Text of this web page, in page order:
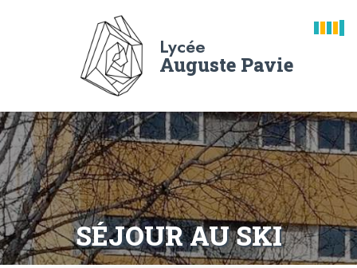
Lycée
Auguste Pavie
SÉJOUR AU SKI